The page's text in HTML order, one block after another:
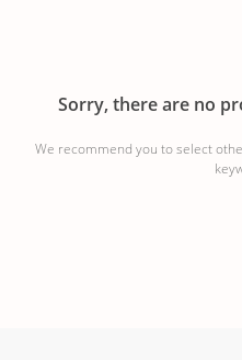
Sorry, there are no
We recommend you to select